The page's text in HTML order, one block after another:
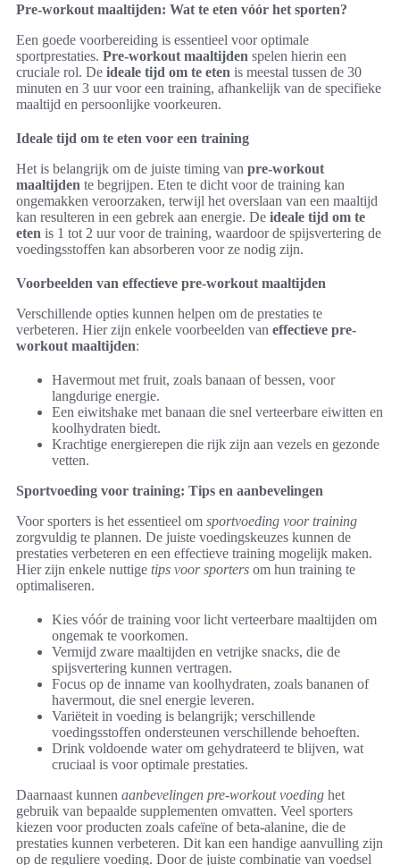
Pre-workout maaltijden: Wat te eten vóór het sporten?
Een goede voorbereiding is essentieel voor optimale
sportprestaties. Pre-workout maaltijden spelen hierin een
cruciale rol. De ideale tijd om te eten is meestal tussen de 30
minuten en 3 uur voor een training, afhankelijk van de specifieke
maaltijd en persoonlijke voorkeuren.
Ideale tijd om te eten voor een training
Het is belangrijk om de juiste timing van pre-workout
maaltijden te begrijpen. Eten te dicht voor de training kan
ongemakken veroorzaken, terwijl het overslaan van een maaltijd
kan resulteren in een gebrek aan energie. De ideale tijd om te
eten is 1 tot 2 uur voor de training, waardoor de spijsvertering de
voedingsstoffen kan absorberen voor ze nodig zijn.
Voorbeelden van effectieve pre-workout maaltijden
Verschillende opties kunnen helpen om de prestaties te
verbeteren. Hier zijn enkele voorbeelden van effectieve pre-
workout maaltijden:
Havermout met fruit, zoals banaan of bessen, voor
langdurige energie.
Een eiwitshake met banaan die snel verteerbare eiwitten en
koolhydraten biedt.
Krachtige energierepen die rijk zijn aan vezels en gezonde
vetten.
Sportvoeding voor training: Tips en aanbevelingen
Voor sporters is het essentieel om sportvoeding voor training
zorgvuldig te plannen. De juiste voedingskeuzes kunnen de
prestaties verbeteren en een effectieve training mogelijk maken.
Hier zijn enkele nuttige tips voor sporters om hun training te
optimaliseren.
Kies vóór de training voor licht verteerbare maaltijden om
ongemak te voorkomen.
Vermijd zware maaltijden en vetrijke snacks, die de
spijsvertering kunnen vertragen.
Focus op de inname van koolhydraten, zoals bananen of
havermout, die snel energie leveren.
Variëteit in voeding is belangrijk; verschillende
voedingsstoffen ondersteunen verschillende behoeften.
Drink voldoende water om gehydrateerd te blijven, wat
cruciaal is voor optimale prestaties.
Daarnaast kunnen aanbevelingen pre-workout voeding het
gebruik van bepaalde supplementen omvatten. Veel sporters
kiezen voor producten zoals cafeïne of beta-alanine, die de
prestaties kunnen verbeteren. Dit kan een handige aanvulling zijn
op de reguliere voeding. Door de juiste combinatie van voedsel